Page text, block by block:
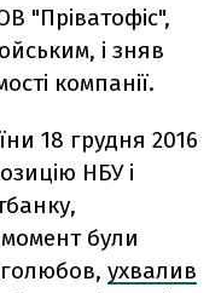
"Пріватофіс",
і зняв
компанії.
18 грудня 2016
НБУ і
були
ухвалив